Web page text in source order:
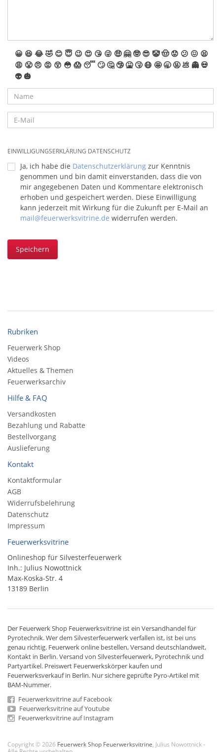
😀 😆 😂🤣 😊 😇 😉 😍 😘 😜 🤑 🤗 🤓 😎 🤡🤠 😟 😕 😖 😫
😩 😤 😠 😡 😲 😳 😱 😴 🙄 🤔 🤥 🤮 🤧 😷 🤩 🥱 🤬 💩 👻 💀
👽 🎃
EINWILLIGUNGSERKLÄRUNG DATENSCHUTZ
Ja, ich habe die Datenschutzerklärung zur Kenntnis
genommen und bin damit einverstanden, dass die von
mir angegebenen Daten und Kommentare elektronisch
erhoben und gespeichert werden. Diese Einwilligung
kann jederzeit mit Wirkung für die Zukunft per E-Mail an
mail@feuerwerksvitrine.de widerrufen werden.
Speichern
Rubriken
Feuerwerk Shop
Videos
Aktuelles & Themen
Feuerwerksarchiv
Hilfe & FAQ
Versandkosten
Bezahlung und Rabatte
Bestellvorgang
Auslieferung
Kontakt
Kontaktformular
AGB
Widerrufsbelehrung
Datenschutz
Impressum
Feuerwerksvitrine
Onlineshop für Silvesterfeuerwerk
Inh.: Julius Nowottnick
Max-Koska-Str. 4
13189 Berlin
Der Feuerwerk Shop Feuerwerksvitrine ist ein Versandhandelfür
Pyrotechnik. Wer dem Silvesterfeuerwerk verfallen ist, ist bei uns
genau richtig. Feuerwerk online bestellen,Versand deutschlandweit,
Kontakt in Berlin. Versand von Silvesterfeuerwerk, Pyrotechnik und
Partyartikel. Preiswert Feuerwerkskörper kaufen und
Feuerwerksverkauf in Berlin. Nur sichere geprüfte Pyro-Artikel mit
BAM-Nummer.
Feuerwerksvitrine auf Facebook
Feuerwerksvitrine auf Youtube
Feuerwerksvitrine auf Instagram
Copyright © 2026 Feuerwerk Shop Feuerwerksvitrine , Julius Nowottnick -